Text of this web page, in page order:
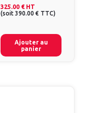
325.00 € HT
(soit 390.00 € TTC)
Ajouter au
panier